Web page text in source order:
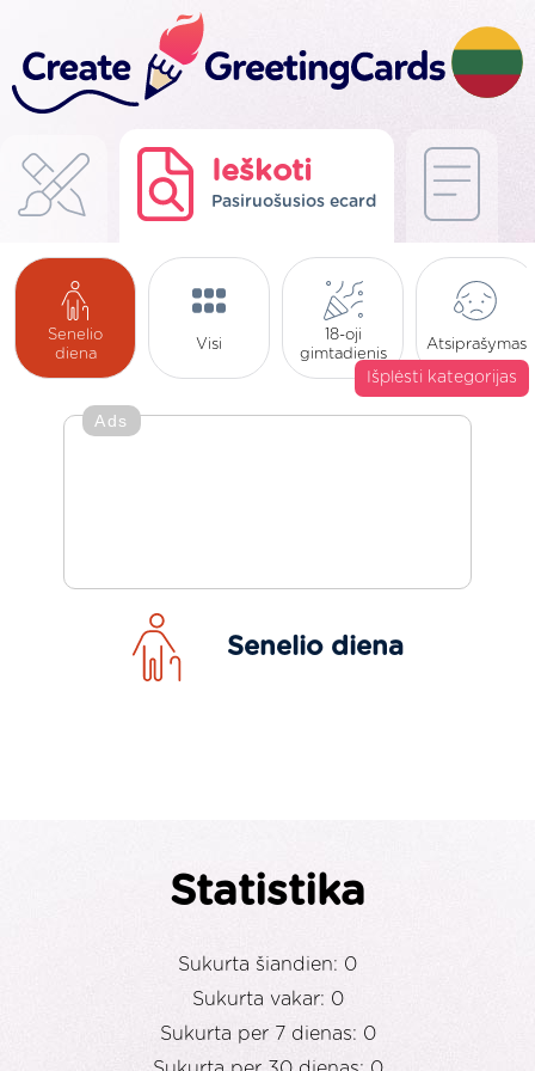
Ieškoti
Pasiruošusios ecard
Senelio
diena
Visi
18-oji
gimtadienis
Atsiprašymas
Išplėsti kategorijas
Ads
Senelio diena
Statistika
Sukurta šiandien: 0
Sukurta vakar: 0
Sukurta per 7 dienas: 0